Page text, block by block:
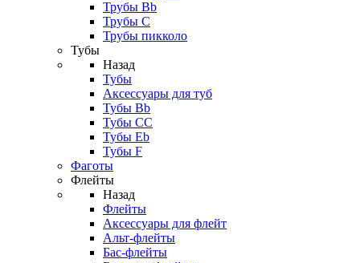
Трубы Bb
Трубы C
Трубы пикколо
Тубы
Назад
Тубы
Аксессуары для туб
Тубы Bb
Тубы CC
Тубы Eb
Тубы F
Фаготы
Флейты
Назад
Флейты
Аксессуары для флейт
Альт-флейты
Бас-флейты